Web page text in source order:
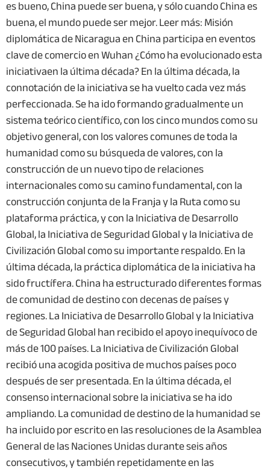
es bueno, China puede ser buena, y sólo cuando China es
buena, el mundo puede ser mejor. Leer más: Misión
diplomática de Nicaragua en China participa en eventos
clave de comercio en Wuhan ¿Cómo ha evolucionado esta
iniciativaen la última década? En la última década, la
connotación de la iniciativa se ha vuelto cada vez más
perfeccionada. Se ha ido formando gradualmente un
sistema teórico científico, con los cinco mundos como su
objetivo general, con los valores comunes de toda la
humanidad como su búsqueda de valores, con la
construcción de un nuevo tipo de relaciones
internacionales como su camino fundamental, con la
construcción conjunta de la Franja y la Ruta como su
plataforma práctica, y con la Iniciativa de Desarrollo
Global, la Iniciativa de Seguridad Global y la Iniciativa de
Civilización Global como su importante respaldo. En la
última década, la práctica diplomática de la iniciativa ha
sido fructífera. China ha estructurado diferentes formas
de comunidad de destino con decenas de países y
regiones. La Iniciativa de Desarrollo Global y la Iniciativa
de Seguridad Global han recibido el apoyo inequívoco de
más de 100 países. La Iniciativa de Civilización Global
recibió una acogida positiva de muchos países poco
después de ser presentada. En la última década, el
consenso internacional sobre la iniciativa se ha ido
ampliando. La comunidad de destino de la humanidad se
ha incluido por escrito en las resoluciones de la Asamblea
General de las Naciones Unidas durante seis años
consecutivos, y también repetidamente en las